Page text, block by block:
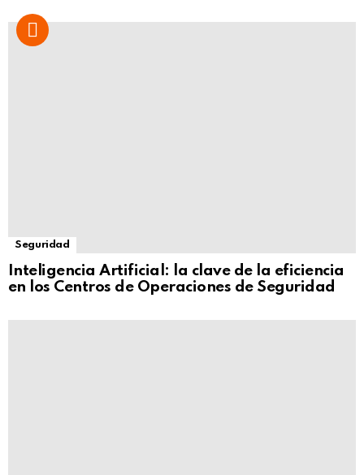
Seguridad
Inteligencia Artificial: la clave de la eficiencia
en los Centros de Operaciones de Seguridad